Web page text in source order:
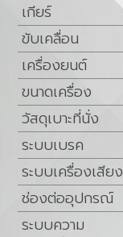
เกียร์
ขับเคลื่อน
เครื่องยนต์
ขนาดเครื่อง
วัสดุเบาะที่นั่ง
ระบบเบรค
ระบบเครื่องเสียง
ช่องต่ออุปกรณ์
ระบบความ